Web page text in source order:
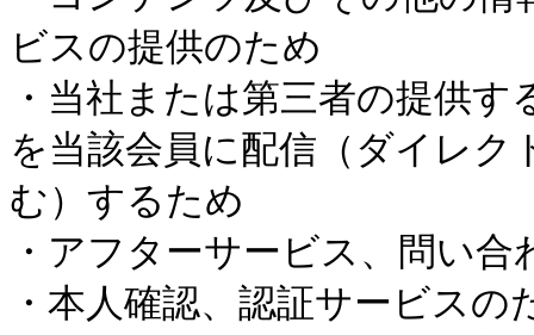
ビスの提供のため
・当社または第三者の提供
を当該会員に配信（ダイレ
む）するため
・アフターサービス、問い
・本人確認、認証サービスの